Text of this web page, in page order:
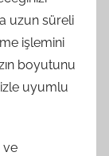
uzun süreli
işlemini
boyutunu
uyumlu
ve